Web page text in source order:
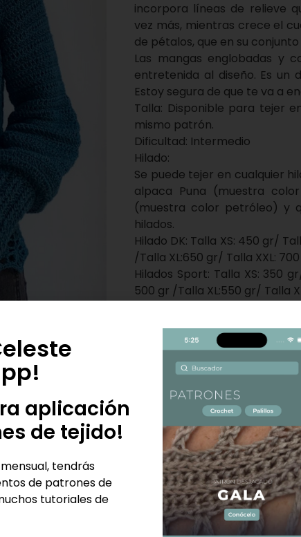
incorpora líneas de relieve
vez más, mientras crece el
de pétalos, que en su
Las mangas englobadas y
entretenida al diseño. Es un
Estoy segura de que te va a
Talla: Disponible para tejer
mismo patrón.
Dificultad: Intermedio
Hilado:
Se puede tejer en cualquier
alpaca Puna (muestra
(muestra color petróleo) y
hilados.
Hilado DK: Talla XS: 450 gr/
/Talla XL:650 gr/ Talla XXL:
Hilados Sport: Talla XS: 350
500 gr /Talla XL:550 gr/ Talla
Awa (300 m en 100 gr) o
otro hilado grosor sport o
Supersoft de Revesderecho,
Crochet nº 3,0 a 3,5 mm
Patrón: El patrón online
que viene con texto
videos, para que todo el
aplicación
de tejido!
tendrás
de patrones de
tutoriales de